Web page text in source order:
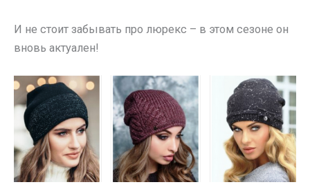
И не стоит забывать про люрекс – в этом сезоне он
вновь актуален!